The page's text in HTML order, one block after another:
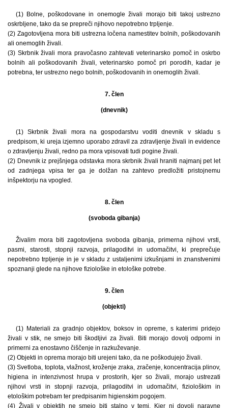
(1) Bolne, poškodovane in onemogle živali morajo biti takoj ustrezno
oskrbljene, tako da se prepreči njihovo nepotrebno trpljenje.
(2) Zagotovljena mora biti ustrezna ločena namestitev bolnih, poškodovanih
ali onemoglih živali.
(3) Skrbnik živali mora pravočasno zahtevati veterinarsko pomoč in oskrbo
bolnih ali poškodovanih živali, veterinarsko pomoč pri porodih, kadar je
potrebna, ter ustrezno nego bolnih, poškodovanih in onemoglih živali.
7. člen
(dnevnik)
(1) Skrbnik živali mora na gospodarstvu voditi dnevnik v skladu s
predpisom, ki ureja izjemno uporabo zdravil za zdravljenje živali in evidence
o zdravljenju živali, redno pa mora vpisovati tudi pogine živali.
(2) Dnevnik iz prejšnjega odstavka mora skrbnik živali hraniti najmanj pet let
od zadnjega vpisa ter ga je dolžan na zahtevo predložiti pristojnemu
inšpektorju na vpogled.
8. člen
(svoboda gibanja)
Živalim mora biti zagotovljena svoboda gibanja, primerna njihovi vrsti,
pasmi, starosti, stopnji razvoja, prilagoditvi in udomačitvi, ki preprečuje
nepotrebno trpljenje in je v skladu z ustaljenimi izkušnjami in znanstvenimi
spoznanji glede na njihove fiziološke in etološke potrebe.
9. člen
(objekti)
(1) Materiali za gradnjo objektov, boksov in opreme, s katerimi pridejo
živali v stik, ne smejo biti škodljivi za živali. Biti morajo dovolj odporni in
primerni za enostavno čiščenje in razkuževanje.
(2) Objekti in oprema morajo biti urejeni tako, da ne poškodujejo živali.
(3) Svetloba, toplota, vlažnost, kroženje zraka, zračenje, koncentracija plinov,
higiena in intenzivnost hrupa v prostorih, kjer so živali, morajo ustrezati
njihovi vrsti in stopnji razvoja, prilagoditvi in udomačitvi, fiziološkim in
etološkim potrebam ter predpisanim higienskim pogojem.
(4) Živali v objektih ne smejo biti stalno v temi. Kjer ni dovolj naravne